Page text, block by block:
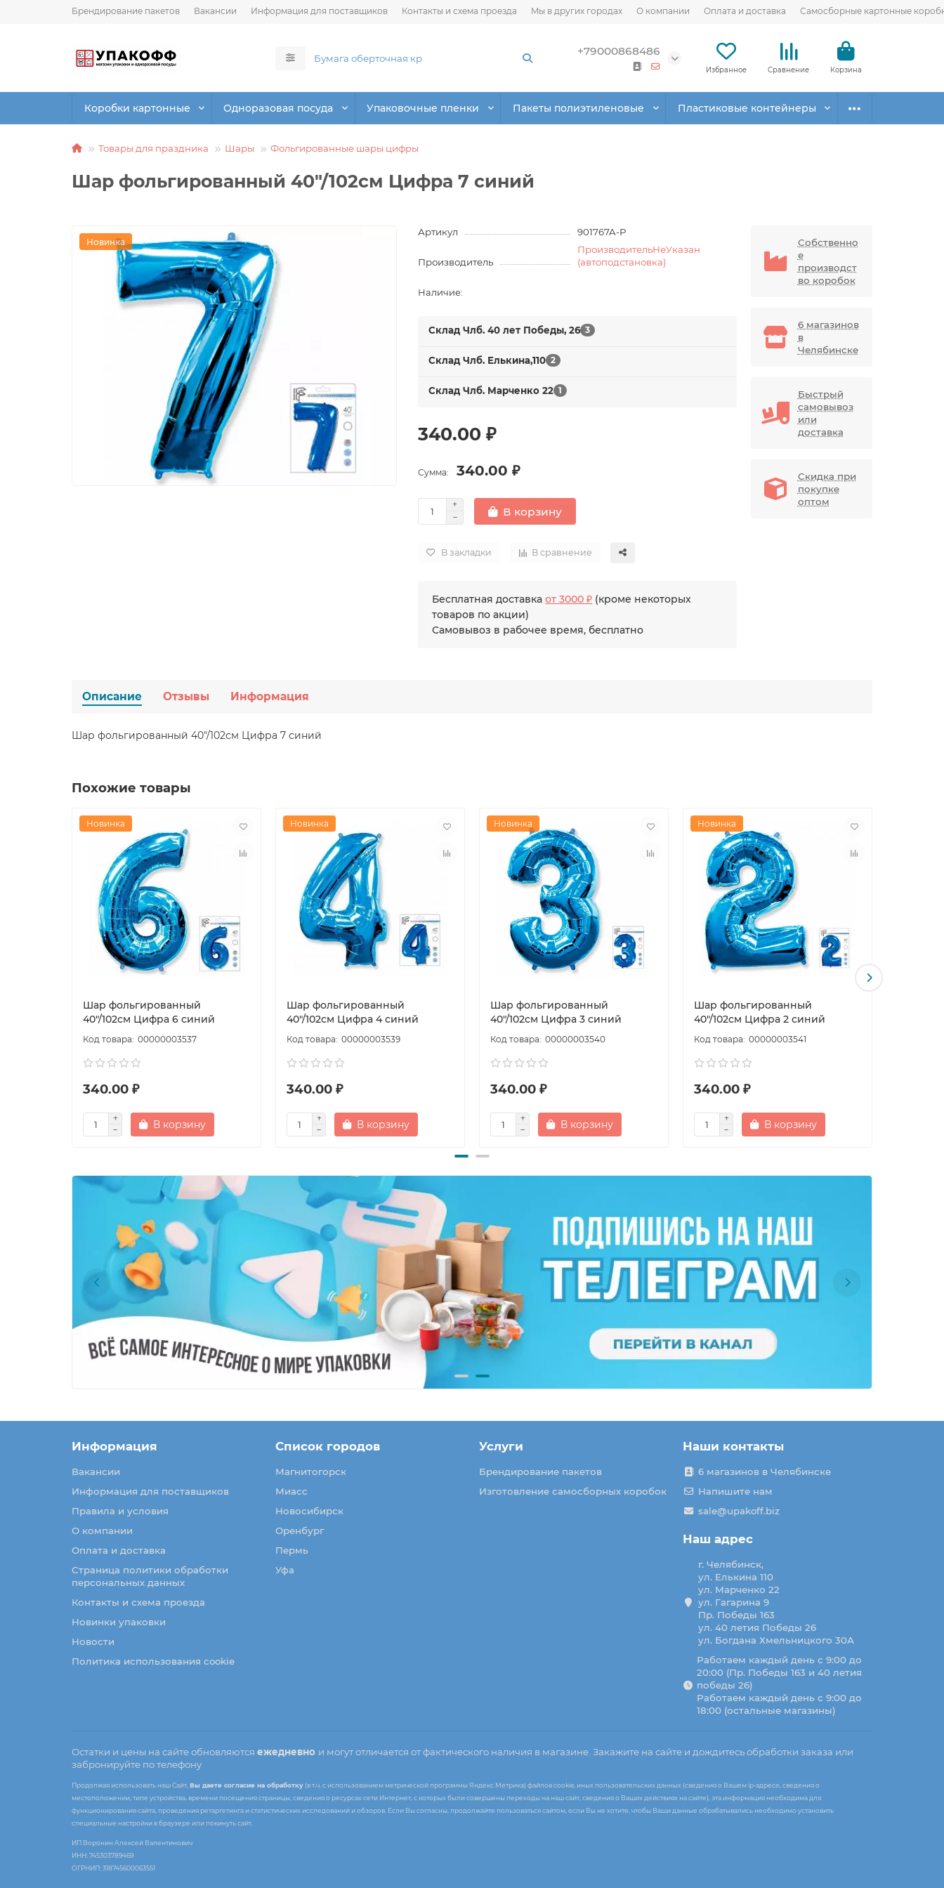
Брендирование пакетов Вакансии Информация для поставщиков Контакты и схема проезда Мы в других городах О компании Оплата и доставка Самосборные картонные
+79000868486
Избранное Сравнение Корзина
Коробки картонные Одноразовая посуда Упаковочные пленки Пакеты полиэтиленовые Пластиковые контейнеры
Товары для праздника Шары Фольгированные шары цифры
Шар фольгированный 40"/102см Цифра 7 синий
Новинка
Артикул 901767A-P
Производитель
ПроизводительНеУказан
(автоподстановка)
Наличие:
Склад Члб. 40 лет Победы, 26 3
Склад Члб. Елькина,110 2
Склад Члб. Марченко 22 1
340.00 ₽
Сумма: 340.00 ₽
В корзину
В закладки В сравнение
Бесплатная доставкаот 3000 ₽ (кроме некоторых
товаров по акции)
Самовывоз в рабочее время, бесплатно
Собственно
е
производст
во коробок
6 магазинов
в
Челябинске
Быстрый
самовывоз
или
доставка
Скидка при
покупке
оптом
Описание Отзывы Информация
Шар фольгированный 40"/102см Цифра 7 синий
Похожие товары
Новинка
Шар фольгированный
40"/102см Цифра 6 синий
00000003537
340.00 ₽
В корзину
Новинка
Шар фольгированный
40"/102см Цифра 4 синий
00000003539
340.00 ₽
В корзину
Новинка
Шар фольгированный
40"/102см Цифра 3 синий
00000003540
340.00 ₽
В корзину
Новинка
Шар фольгированный
40"/102см Цифра 2 синий
00000003541
340.00 ₽
В корзину
Информация
Вакансии
Информация для поставщиков
Правила и условия
О компании
Оплата и доставка
Страница политики обработки
персональных данных
Контакты и схема проезда
Новинки упаковки
Новости
Политика использования cookie
Список городов
Магнитогорск
Миасс
Новосибирск
Оренбург
Пермь
Уфа
Услуги
Брендирование пакетов
Изготовление самосборных коробок
Наши контакты
6 магазинов в Челябинске
Напишите нам
sale@upakoff.biz
Наш адрес
г. Челябинск,
ул. Елькина 110
ул. Марченко 22
ул. Гагарина 9
Пр. Победы 163
ул. 40 летия Победы 26
ул. Богдана Хмельницкого 30А
Работаем каждый день с 9:00 до
20:00 (Пр. Победы 163 и 40 летия
победы 26)
Работаем каждый день с 9:00 до
18:00 (остальные магазины)
Остатки и цены на сайте обновляются ежедневно и могут отличается от фактического наличия в магазине. Закажите на сайте и дождитесь обработки заказа или
забронируйте по телефону
Продолжая использовать наш Сайт,Вы даете согласие на обработку (в т.ч. с использованием метрической программы Яндекс.Метрика) файлов cookie, иных пользовательских данных (сведения о Вашем ip-адресе, сведения о
местоположении, типе устройства, времени посещения страницы, сведения о ресурсах сети Интернет, с которых были совершены переходы на наш сайт, сведения о Ваших действиях на сайте), эта информация необходима для
функционирования сайта, проведения ретаргетинга и статистических исследований и обзоров. Если Вы согласны, продолжайте пользоваться сайтом, если Вы не хотите, чтобы Ваши данные обрабатывались необходимо установить
специальные настройки в браузере или покинуть сайт.
ИП Воронин Алексей Валентинович
ИНН: 745303789469
ОГРНИП: 318745600063551